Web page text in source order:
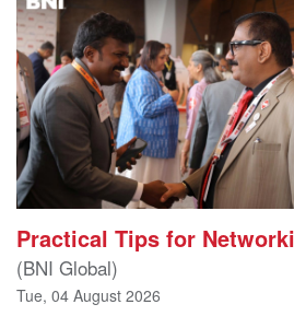
Practical Tips for
(BNI Global)
Tue, 04 August 2026